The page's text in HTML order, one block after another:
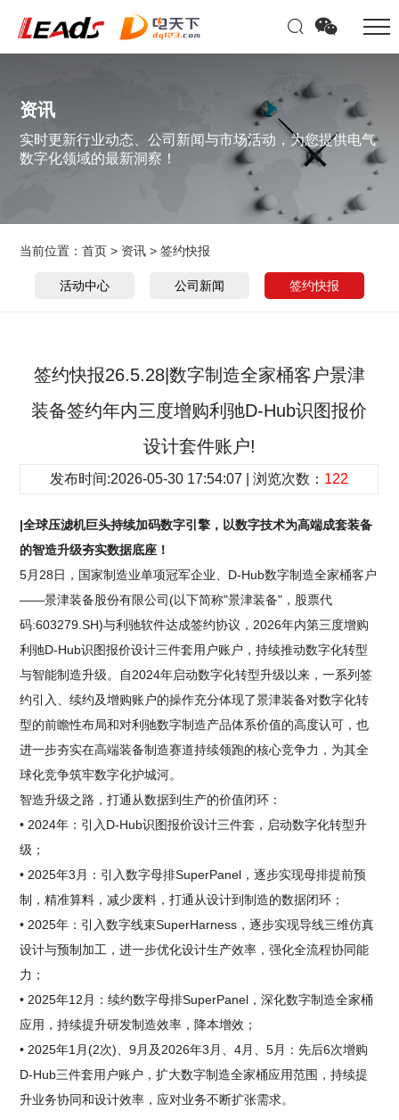
资讯
实时更新行业动态、公司新闻与市场活动，为您提供电气
数字化领域的最新洞察！
当前位置：首页 > 资讯 >签约快报
活动中心 公司新闻 签约快报
签约快报26.5.28|数字制造全家桶客户景津
装备签约年内三度增购利驰D-Hub识图报价
设计套件账户!
发布时间:2026-05-30 17:54:07 | 浏览次数： 122
|全球压滤机巨头持续加码数字引擎，以数字技术为高端成套装备
的智造升级夯实数据底座！
5月28日，国家制造业单项冠军企业、D-Hub数字制造全家桶客户
——景津装备股份有限公司(以下简称"景津装备"，股票代
码:603279.SH)与利驰软件达成签约协议，2026年内第三度增购
利驰D-Hub识图报价设计三件套用户账户，持续推动数字化转型
与智能制造升级。自2024年启动数字化转型升级以来，一系列签
约引入、续约及增购账户的操作充分体现了景津装备对数字化转
型的前瞻性布局和对利驰数字制造产品体系价值的高度认可，也
进一步夯实在高端装备制造赛道持续领跑的核心竞争力，为其全
球化竞争筑牢数字化护城河。
智造升级之路，打通从数据到生产的价值闭环：
• 2024年：引入D-Hub识图报价设计三件套，启动数字化转型升
级；
• 2025年3月：引入数字母排SuperPanel，逐步实现母排提前预
制，精准算料，减少废料，打通从设计到制造的数据闭环；
• 2025年：引入数字线束SuperHarness，逐步实现导线三维仿真
设计与预制加工，进一步优化设计生产效率，强化全流程协同能
力；
• 2025年12月：续约数字母排SuperPanel，深化数字制造全家桶
应用，持续提升研发制造效率，降本增效；
• 2025年1月(2次)、9月及2026年3月、4月、5月：先后6次增购
D-Hub三件套用户账户，扩大数字制造全家桶应用范围，持续提
升业务协同和设计效率，应对业务不断扩张需求。